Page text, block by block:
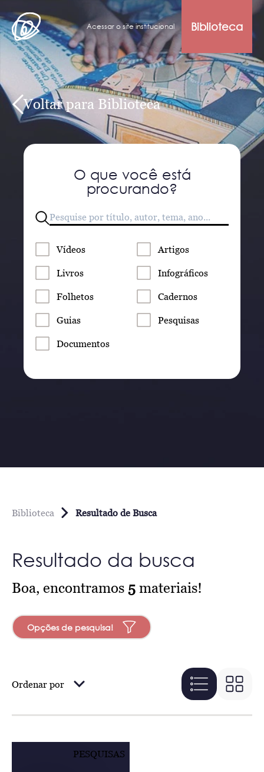
Acessar o site institucional Biblioteca
Voltar para Biblioteca
O que você está
procurando?
Vídeos Artigos
Livros Infográficos
Folhetos Cadernos
Guias Pesquisas
Documentos
Biblioteca Resultado de Busca
Resultado da busca
Boa, encontramos 5 materiais!
Opções de pesquisa!
Ordenar por
PESQUISAS